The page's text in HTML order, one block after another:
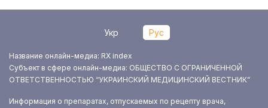
Укр Рус
Название онлайн-медиа: RX index
Субъект в сфере онлайн-медиа: ОБЩЕСТВО С ОГРАНИЧЕННОЙ
ОТВЕТСТВЕННОСТЬЮ “УКРАИНСКИЙ МЕДИЦИНСКИЙ ВЕСТНИК”
Информация о препаратах, отпускаемых по рецепту врача,